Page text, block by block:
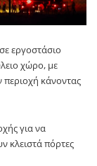
εργοστάσιο
χώρο, με
κάνοντας
για να
κλειστά πόρτες